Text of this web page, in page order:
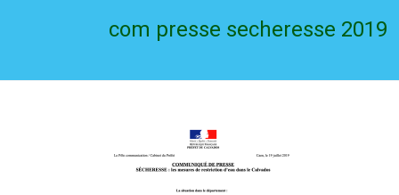
com presse secheresse 2019